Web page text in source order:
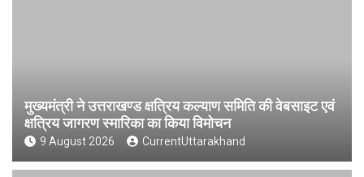
मुख्यमंत्री ने उत्तराखण्ड क्षत्रिय कल्याण समिति की वेबसाइट एवं
क्षत्रिय जागरण स्मारिका का किया विमोचन
9 August 2026 CurrentUttarakhand